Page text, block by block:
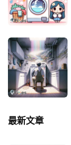
最新文章